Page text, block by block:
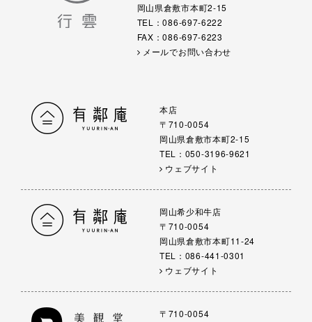
岡山県倉敷市本町2-15
TEL：086-697-6222
FAX：086-697-6223
メールでお問い合わせ
本店
〒710-0054
岡山県倉敷市本町2-15
TEL：050-3196-9621
ウェブサイト
岡山希少和牛店
〒710-0054
岡山県倉敷市本町11-24
TEL：086-441-0301
ウェブサイト
〒710-0054